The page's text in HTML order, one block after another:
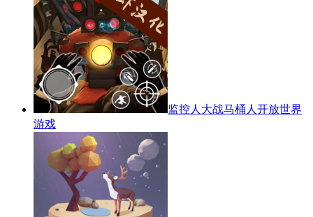
监控人大战马桶人开放世界
游戏